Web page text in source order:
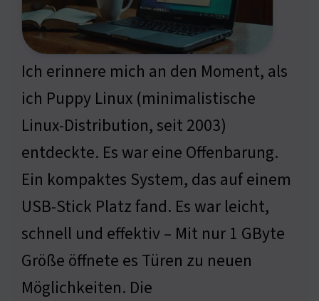
Ich erinnere mich an den Moment, als
ich Puppy Linux (minimalistische
Linux-Distribution, seit 2003)
entdeckte. Es war eine Offenbarung.
Ein kompaktes System, das auf einem
USB-Stick Platz fand. Es war leicht,
schnell und effektiv – Mit nur 1 GByte
Größe öffnete es Türen zu neuen
Möglichkeiten. Die